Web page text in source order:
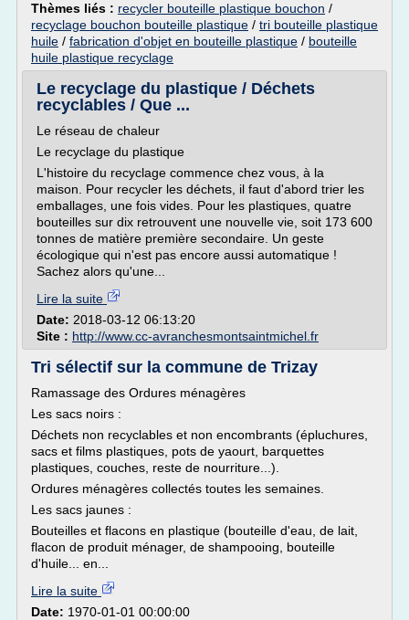
Thèmes liés : recycler bouteille plastique bouchon /
recyclage bouchon bouteille plastique / tri bouteille plastique
huile / fabrication d'objet en bouteille plastique / bouteille
huile plastique recyclage
Le recyclage du plastique / Déchets
recyclables / Que ...
Le réseau de chaleur
Le recyclage du plastique
L'histoire du recyclage commence chez vous, à la
maison. Pour recycler les déchets, il faut d'abord trier les
emballages, une fois vides. Pour les plastiques, quatre
bouteilles sur dix retrouvent une nouvelle vie, soit 173 600
tonnes de matière première secondaire. Un geste
écologique qui n'est pas encore aussi automatique !
Sachez alors qu'une...
Lire la suite
Date: 2018-03-12 06:13:20
Site : http://www.cc-avranchesmontsaintmichel.fr
Tri sélectif sur la commune de Trizay
Ramassage des Ordures ménagères
Les sacs noirs :
Déchets non recyclables et non encombrants (épluchures,
sacs et films plastiques, pots de yaourt, barquettes
plastiques, couches, reste de nourriture...).
Ordures ménagères collectés toutes les semaines.
Les sacs jaunes :
Bouteilles et flacons en plastique (bouteille d'eau, de lait,
flacon de produit ménager, de shampooing, bouteille
d'huile... en...
Lire la suite
Date: 1970-01-01 00:00:00